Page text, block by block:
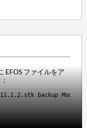
EFOS ファイルをア
3.11.1.2.stk